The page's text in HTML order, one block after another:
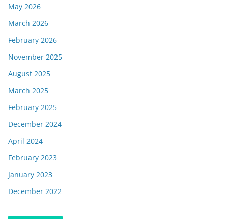
May 2026
March 2026
February 2026
November 2025
August 2025
March 2025
February 2025
December 2024
April 2024
February 2023
January 2023
December 2022